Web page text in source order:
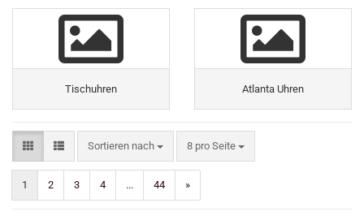
Tischuhren Atlanta Uhren
Sortieren nach
Sortieren nach 8 pro Seite
pro Seite
1 2 3 4 ... 44 »